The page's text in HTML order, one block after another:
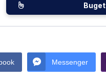
Buget
Messenger